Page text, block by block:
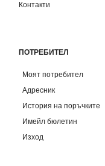
Контакти
ПОТРЕБИТЕЛ
Моят потребител
Адресник
История на поръчките
Имейл бюлетин
Изход